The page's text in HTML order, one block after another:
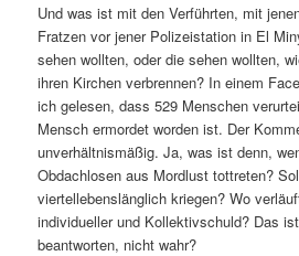
Und was ist mit den Verführten, mit
Fratzen vor jener Polizeistation in El
sehen wollten, oder die sehen wollten,
ihren Kirchen verbrennen? In einem
ich gelesen, dass 529 Menschen
Mensch ermordet worden ist. Der
unverhältnismäßig. Ja, was ist denn,
Obdachlosen aus Mordlust tottreten?
viertellebenslänglich kriegen? Wo
individueller und Kollektivschuld? Das
beantworten, nicht wahr?